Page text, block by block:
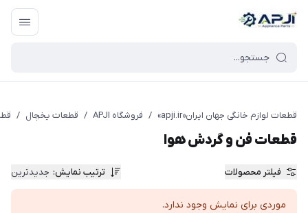
قطعات یدکی و جانبی لوازم خانگی جهان ایران
قطعات لوازم خانگی جهان ایران«apji.ir» / فروشگاه APJI / قطعات یخچال /
قطعات فن و گردش هوا
فیلتر محصولات ترتیب نمایش: جدیدترین
موردی برای نمایش وجود ندارد.